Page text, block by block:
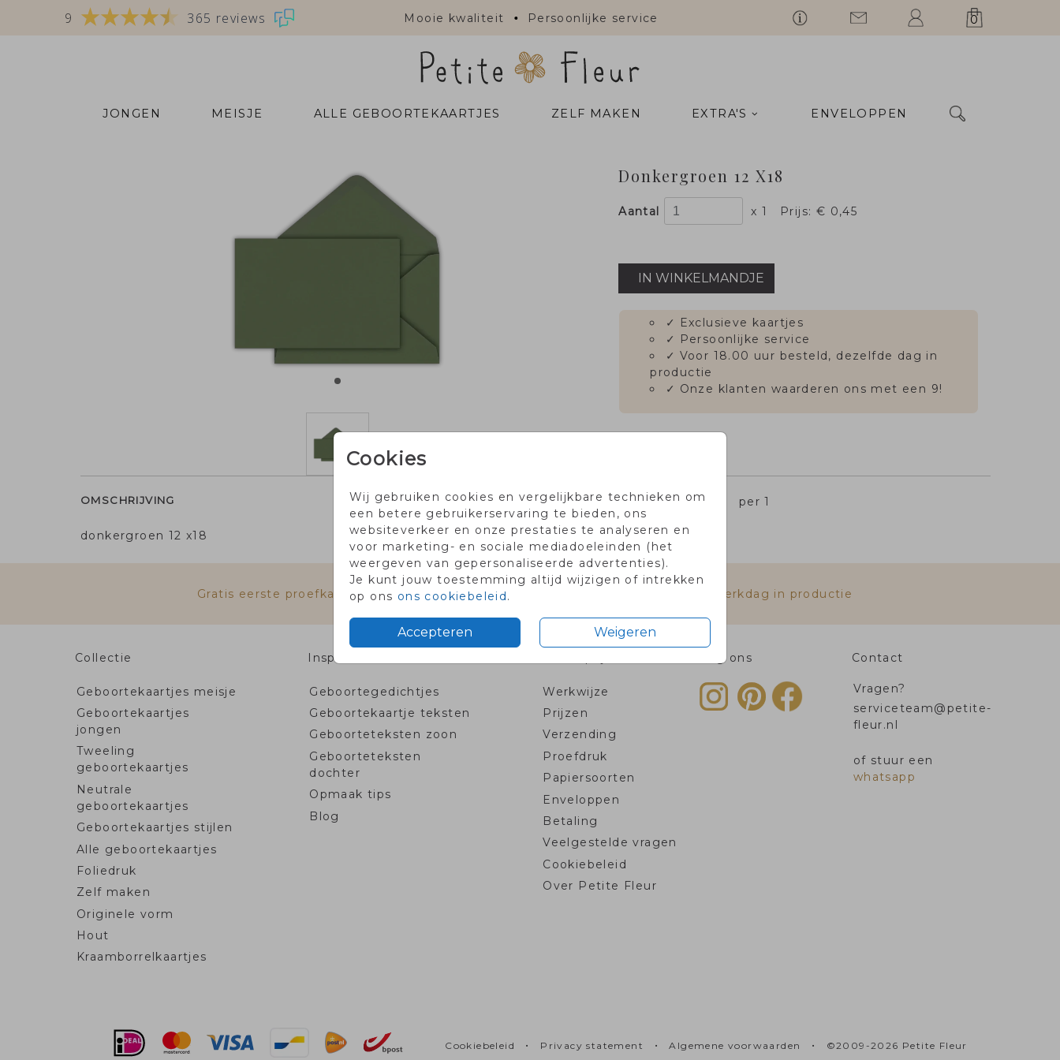
9 365 reviews Mooie kwaliteit Persoonlijke service 0
JONGEN MEISJE ALLE GEBOORTEKAARTJES ZELF MAKEN EXTRA'S ENVELOPPEN
Cookies
Wij gebruiken cookies en vergelijkbare technieken om
een betere gebruikerservaring te bieden, ons
websiteverkeer en onze prestaties te analyseren en
voor marketing- en sociale mediadoeleinden (het
weergeven van gepersonaliseerde advertenties).
Je kunt jouw toestemming altijd wijzigen of intrekken
op ons ons cookiebeleid.
Accepteren Weigeren
Donkergroen 12 X18
Aantal x 1 Prijs: € 0,45
IN WINKELMANDJE
✓
Exclusieve kaartjes
✓
Persoonlijke service
✓ Voor 18.00 uur besteld, dezelfde dag in
productie
✓ Onze klanten waarderen ons met een 9!
OMSCHRIJVING
donkergroen 12 x18
Prijs:€ 0,45 per 1
Gratis eerste proefkaartje met code PROEF2026 Voor 18.00 besteld dezelfde werkdag in productie
Collectie
Geboortekaartjes meisje
Geboortekaartjes
jongen
Tweeling
geboortekaartjes
Neutrale
geboortekaartjes
Geboortekaartjes stijlen
Alle geboortekaartjes
Foliedruk
Zelf maken
Originele vorm
Hout
Kraamborrelkaartjes
Inspiratie
Geboortegedichtjes
Geboortekaartje teksten
Geboorteteksten zoon
Geboorteteksten
dochter
Opmaak tips
Blog
Werkwijze
Prijzen
Verzending
Proefdruk
Papiersoorten
Enveloppen
Betaling
Veelgestelde vragen
Cookiebeleid
Over Petite Fleur
Volg ons Contact
Vragen?
serviceteam@petite-
fleur.nl
of stuur een
whatsapp
Cookiebeleid • Privacy statement • Algemene voorwaarden • ©2009-2026 Petite Fleur